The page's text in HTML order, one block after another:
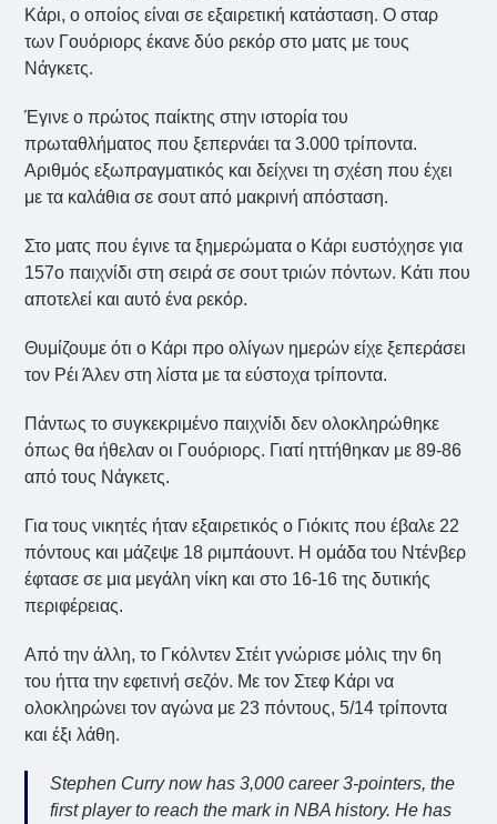
Κάρι, ο οποίος είναι σε εξαιρετική κατάσταση. Ο σταρ
των Γουόριορς έκανε δύο ρεκόρ στο ματς με τους
Νάγκετς.
Έγινε ο πρώτος παίκτης στην ιστορία του
πρωταθλήματος που ξεπερνάει τα 3.000 τρίποντα.
Αριθμός εξωπραγματικός και δείχνει τη σχέση που έχει
με τα καλάθια σε σουτ από μακρινή απόσταση.
Στο ματς που έγινε τα ξημερώματα ο Κάρι ευστόχησε για
157ο παιχνίδι στη σειρά σε σουτ τριών πόντων. Κάτι που
αποτελεί και αυτό ένα ρεκόρ.
Θυμίζουμε ότι ο Κάρι προ ολίγων ημερών είχε ξεπεράσει
τον Ρέι Άλεν στη λίστα με τα εύστοχα τρίποντα.
Πάντως το συγκεκριμένο παιχνίδι δεν ολοκληρώθηκε
όπως θα ήθελαν οι Γουόριορς. Γιατί ηττήθηκαν με 89-86
από τους Νάγκετς.
Για τους νικητές ήταν εξαιρετικός ο Γιόκιτς που έβαλε 22
πόντους και μάζεψε 18 ριμπάουντ. Η ομάδα του Ντένβερ
έφτασε σε μια μεγάλη νίκη και στο 16-16 της δυτικής
περιφέρειας.
Από την άλλη, το Γκόλντεν Στέιτ γνώρισε μόλις την 6η
του ήττα την εφετινή σεζόν. Με τον Στεφ Κάρι να
ολοκληρώνει τον αγώνα με 23 πόντους, 5/14 τρίποντα
και έξι λάθη.
Stephen Curry now has 3,000 career 3-pointers, the
first player to reach the mark in NBA history. He has